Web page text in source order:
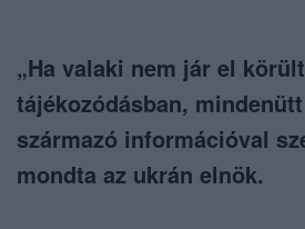
„Ha valaki nem jár el
tájékozódásban,
származó információval
mondta az ukrán elnök.